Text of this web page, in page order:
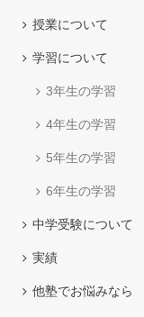
授業について
学習について
3年生の学習
4年生の学習
5年生の学習
6年生の学習
中学受験について
実績
他塾でお悩みなら